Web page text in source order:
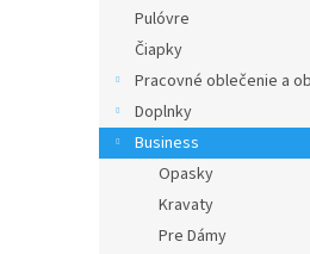
Pulóvre
Čiapky
Pracovné oblečenie a
Doplnky
Business
Opasky
Kravaty
Pre Dámy